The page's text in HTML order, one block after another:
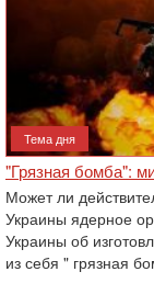
Тема дня
"Грязная бомба":
Может ли
Украины ядерное
Украины об
из себя " грязная